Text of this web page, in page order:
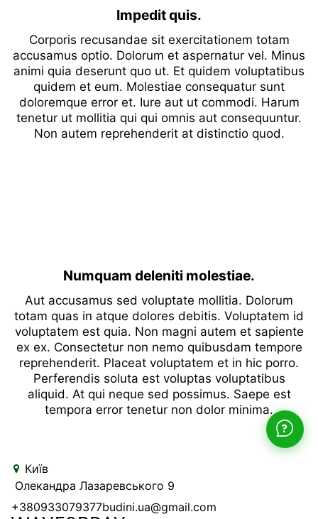
Impedit quis.
Corporis recusandae sit exercitationem totam
accusamus optio. Dolorum et aspernatur vel. Minus
animi quia deserunt quo ut. Et quidem voluptatibus
quidem et eum. Molestiae consequatur sunt
doloremque error et. Iure aut ut commodi. Harum
tenetur ut mollitia qui qui omnis aut consequuntur.
Non autem reprehenderit at distinctio quod.
Numquam deleniti molestiae.
Aut accusamus sed voluptate mollitia. Dolorum
totam quas in atque dolores debitis. Voluptatem id
voluptatem est quia. Non magni autem et sapiente
ex ex. Consectetur non nemo quibusdam tempore
reprehenderit. Placeat voluptatem et in hic porro.
Perferendis soluta est voluptas voluptatibus
aliquid. At qui neque sed possimus. Saepe est
tempora error tenetur non dolor minima.
Київ
Олекандра Лазаревського 9
+380933079377budini.ua@gmail.com